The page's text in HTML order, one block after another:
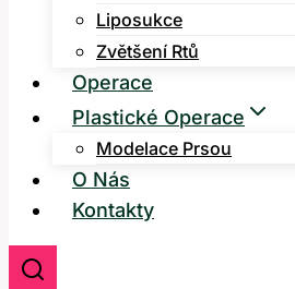
Liposukce
Zvětšení Rtů
Operace
Plastické Operace
Modelace Prsou
O Nás
Kontakty